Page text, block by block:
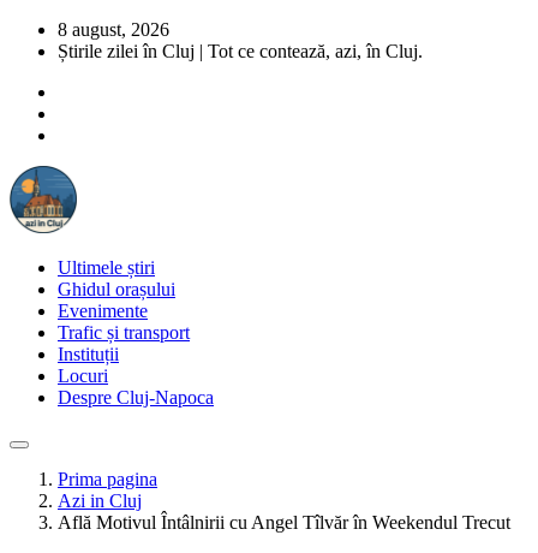
8 august, 2026
Știrile zilei în Cluj | Tot ce contează, azi, în Cluj.
Ultimele știri
Ghidul orașului
Evenimente
Trafic și transport
Instituții
Locuri
Despre Cluj-Napoca
Prima pagina
Azi in Cluj
Află Motivul Întâlnirii cu Angel Tîlvăr în Weekendul Trecut